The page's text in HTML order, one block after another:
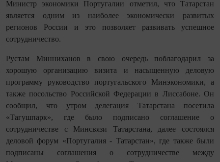
Министр экономики Португалии отметил, что Татарстан
является одним из наиболее экономически развитых
регионов России и это позволяет развивать успешное
сотрудничество.
Рустам Минниханов в свою очередь поблагодарил за
хорошую организацию визита и насыщенную деловую
программу руководство португальского Минэкономики, а
также посольство Российской Федерации в Лиссабоне. Он
сообщил, что утром делегация Татарстана посетила
«Тагушпарк», где было подписано соглашение о
сотрудничестве с Минсвязи Татарстана, далее состоялся
деловой форум «Португалия - Татарстан», где также были
подписаны соглашения о сотрудничестве между